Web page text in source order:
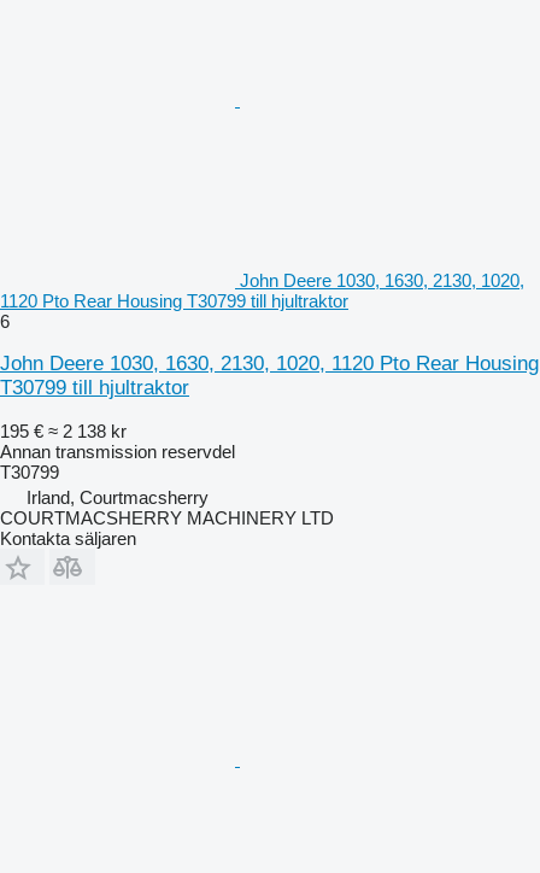
John Deere 1030, 1630, 2130, 1020,
1120 Pto Rear Housing T30799 till hjultraktor
6
John Deere 1030, 1630, 2130, 1020, 1120 Pto Rear Housing
T30799 till hjultraktor
195 € ≈ 2 138 kr
Annan transmission reservdel
T30799
Irland, Courtmacsherry
COURTMACSHERRY MACHINERY LTD
Kontakta säljaren